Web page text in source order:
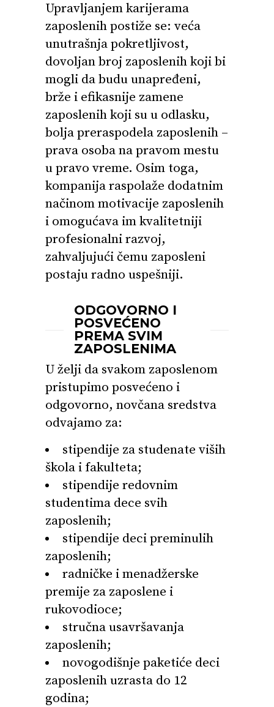
Upravljanjem karijerama
zaposlenih postiže se: veća
unutrašnja pokretljivost,
dovoljan broj zaposlenih koji bi
mogli da budu unapređeni,
brže i efikasnije zamene
zaposlenih koji su u odlasku,
bolja preraspodela zaposlenih –
prava osoba na pravom mestu
u pravo vreme. Osim toga,
kompanija raspolaže dodatnim
načinom motivacije zaposlenih
i omogućava im kvalitetniji
profesionalni razvoj,
zahvaljujući čemu zaposleni
postaju radno uspešniji.
ODGOVORNO I
POSVEĆENO
PREMA SVIM
ZAPOSLENIMA
U želji da svakom zaposlenom
pristupimo posvećeno i
odgovorno, novčana sredstva
odvajamo za:
stipendije za studenate viših
škola i fakulteta;
stipendije redovnim
studentima dece svih
zaposlenih;
stipendije deci preminulih
zaposlenih;
radničke i menadžerske
premije za zaposlene i
rukovodioce;
stručna usavršavanja
zaposlenih;
novogodišnje paketiće deci
zaposlenih uzrasta do 12
godina;